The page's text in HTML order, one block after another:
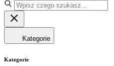
Kategorie
Kategorie